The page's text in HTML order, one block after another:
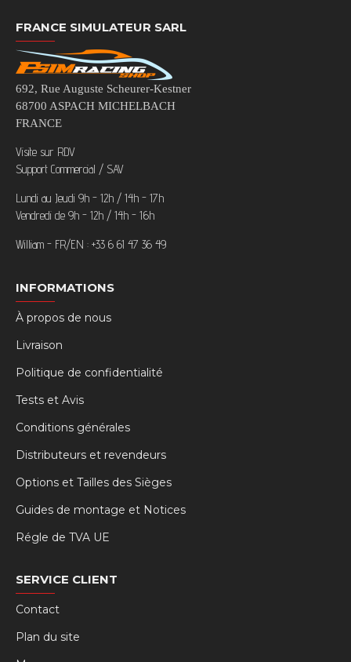
FRANCE SIMULATEUR SARL
692, Rue Auguste Scheurer-Kestner
68700 ASPACH MICHELBACH
FRANCE
Visite sur RDV
Support Commercial / SAV
Lundi au Jeudi 9h - 12h / 14h - 17h
Vendredi de 9h - 12h / 14h - 16h
William - FR/EN : +33 6 61 47 36 49
INFORMATIONS
À propos de nous
Livraison
Politique de confidentialité
Tests et Avis
Conditions générales
Distributeurs et revendeurs
Options et Tailles des Sièges
Guides de montage et Notices
Régle de TVA UE
SERVICE CLIENT
Contact
Plan du site